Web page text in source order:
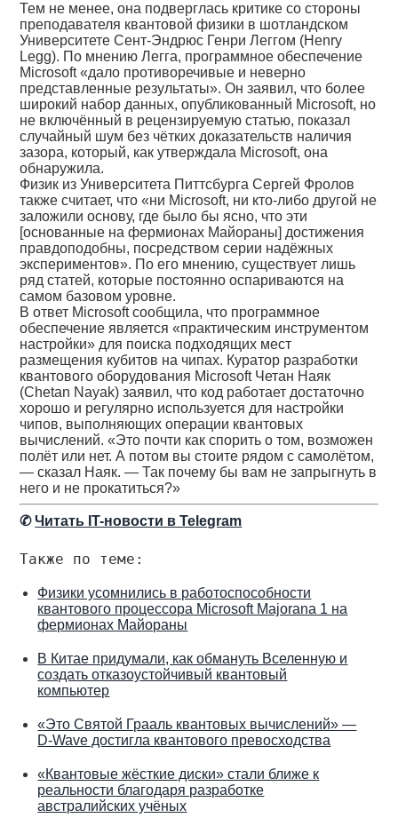
Тем не менее, она подверглась критике со стороны
преподавателя квантовой физики в шотландском
Университете Сент-Эндрюс Генри Леггом (Henry
Legg). По мнению Легга, программное обеспечение
Microsoft «дало противоречивые и неверно
представленные результаты». Он заявил, что более
широкий набор данных, опубликованный Microsoft, но
не включённый в рецензируемую статью, показал
случайный шум без чётких доказательств наличия
зазора, который, как утверждала Microsoft, она
обнаружила.
Физик из Университета Питтсбурга Сергей Фролов
также считает, что «ни Microsoft, ни кто-либо другой не
заложили основу, где было бы ясно, что эти
[основанные на фермионах Майораны] достижения
правдоподобны, посредством серии надёжных
экспериментов». По его мнению, существует лишь
ряд статей, которые постоянно оспариваются на
самом базовом уровне.
В ответ Microsoft сообщила, что программное
обеспечение является «практическим инструментом
настройки» для поиска подходящих мест
размещения кубитов на чипах. Куратор разработки
квантового оборудования Microsoft Четан Наяк
(Chetan Nayak) заявил, что код работает достаточно
хорошо и регулярно используется для настройки
чипов, выполняющих операции квантовых
вычислений. «Это почти как спорить о том, возможен
полёт или нет. А потом вы стоите рядом с самолётом,
— сказал Наяк. — Так почему бы вам не запрыгнуть в
него и не прокатиться?»
✆Читать IT-новости в Telegram
Также по теме:
Физики усомнились в работоспособности
квантового процессора Microsoft Majorana 1 на
фермионах Майораны
В Китае придумали, как обмануть Вселенную и
создать отказоустойчивый квантовый
компьютер
«Это Святой Грааль квантовых вычислений» —
D-Wave достигла квантового превосходства
«Квантовые жёсткие диски» стали ближе к
реальности благодаря разработке
австралийских учёных